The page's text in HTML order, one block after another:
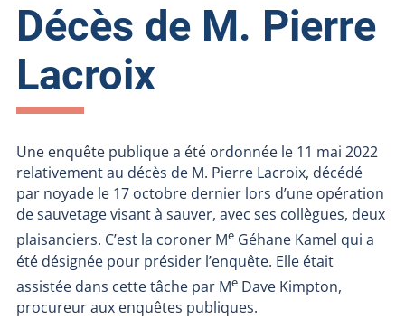
Décès de M. Pierre
Lacroix
Une enquête publique a été ordonnée le 11 mai 2022
relativement au décès de M. Pierre Lacroix, décédé
par noyade le 17 octobre dernier lors d’une opération
de sauvetage visant à sauver, avec ses collègues, deux
plaisanciers. C’est la coroner MeGéhane Kamel qui a
été désignée pour présider l’enquête. Elle était
assistée dans cette tâche par MeDave Kimpton,
procureur aux enquêtes publiques.